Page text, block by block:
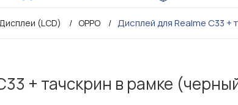
(LCD) OPPO Дисплей для Realme C33 +
+ тачскрин в рамке